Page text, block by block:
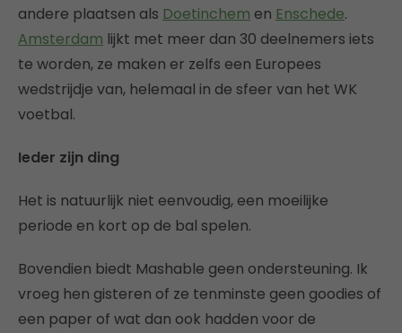
andere plaatsen als Doetinchem en Enschede.
Amsterdam lijkt met meer dan 30 deelnemers iets
te worden, ze maken er zelfs een Europees
wedstrijdje van, helemaal in de sfeer van het WK
voetbal.
Ieder zijn ding
Het is natuurlijk niet eenvoudig, een moeilijke
periode en kort op de bal spelen.
Bovendien biedt Mashable geen ondersteuning. Ik
vroeg hen gisteren of ze tenminste geen goodies of
een paper of wat dan ook hadden voor de